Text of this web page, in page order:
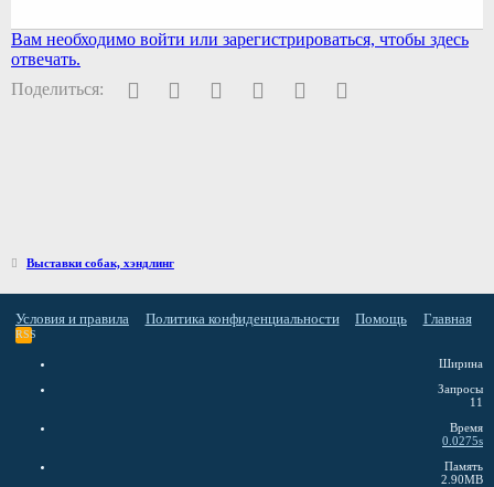
Вам необходимо войти или зарегистрироваться, чтобы здесь
отвечать.
Поделиться:
FacebookTwitter PinterestWhatsAppЭлектронная почта
Выставки собак, хэндлинг
Условия и правила Политика конфиденциальности Помощь Главная
RSS
Ширина
Запросы
11
Время
0.0275s
Память
2.90MB